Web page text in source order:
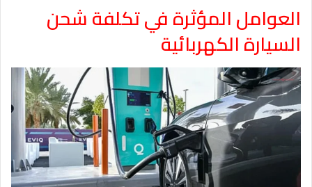
العوامل المؤثرة في تكلفة شحن
السيارة الكهربائية